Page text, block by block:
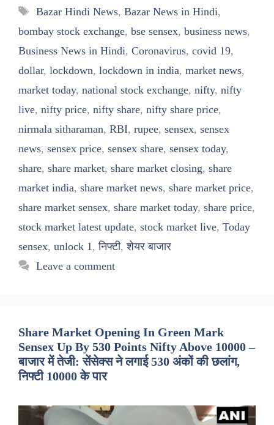
Tags
Bazar Hindi News, Bazar News in Hindi,
bombay stock exchange, bse sensex, business news,
Business News in Hindi, Coronavirus, covid 19,
dollar, lockdown, lockdown in india, market news,
market today, national stock exchange, nifty, nifty
live, nifty price, nifty share, nifty share price,
nirmala sitharaman, RBI, rupee, sensex, sensex
news, sensex price, sensex share, sensex today,
share, share market, share market closing, share
market india, share market news, share market price,
share market sensex, share market today, share price,
stock market latest update, stock market live, Today
sensex, unlock 1 ,निफ्टी,शेयर बाजार
Leave a comment
Share Market Opening In Green Mark
Sensex Up By 530 Points Nifty Above 10000 –
बाजार में तेजी: सेंसेक्स ने लगाई 530 अंकों की छलांग,
निफ्टी 10000 के पार